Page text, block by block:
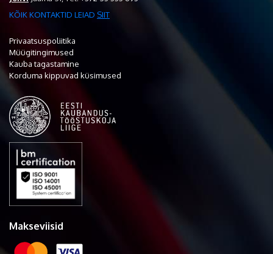
KÕIK KONTAKTID LEIAD SIIT
Privaatsuspoliitika
Müügitingimused
Kauba tagastamine
Korduma kippuvad küsimused
Makseviisid